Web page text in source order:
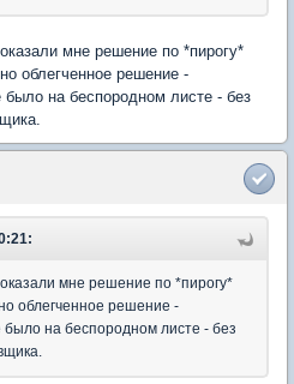
мне решение по *пирогу*
облегченное решение -
на беспородном листе - без
мне решение по *пирогу*
облегченное решение -
на беспородном листе - без